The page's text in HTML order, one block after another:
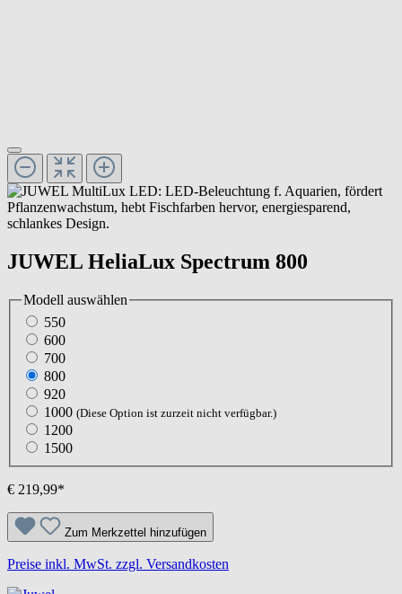
JUWEL HeliaLux Spectrum 800
Modell auswählen
550
600
700
800
920
1000 (Diese Option ist zurzeit nicht verfügbar.)
1200
1500
€ 219,99*
Zum Merkzettel hinzufügen
Preise inkl. MwSt. zzgl. Versandkosten